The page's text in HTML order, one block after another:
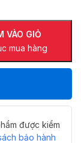
VÀO GIỎ
mua hàng
được kiểm
bảo hành